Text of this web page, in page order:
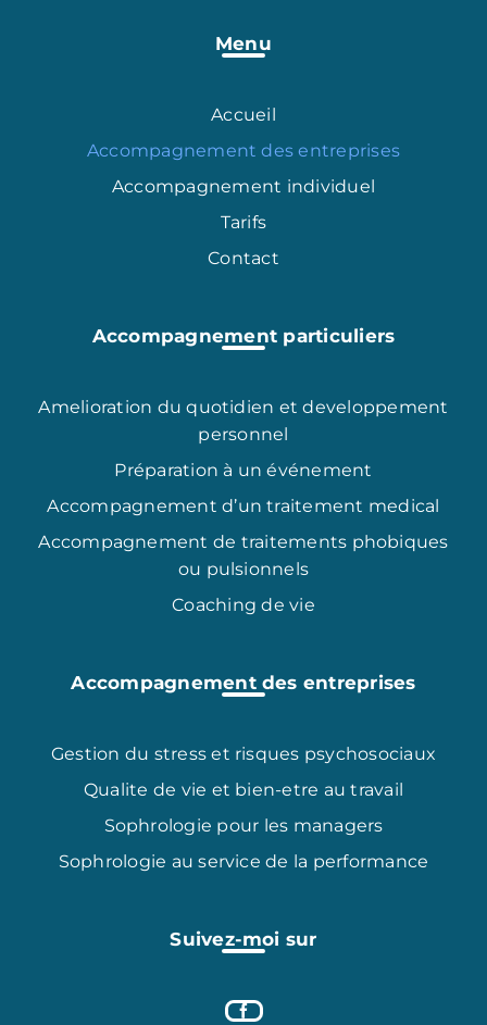
Menu
Accueil
Accompagnement des entreprises
Accompagnement individuel
Tarifs
Contact
Accompagnement particuliers
Amelioration du quotidien et developpement
personnel
Préparation à un événement
Accompagnement d’un traitement medical
Accompagnement de traitements phobiques
ou pulsionnels
Coaching de vie
Accompagnement des entreprises
Gestion du stress et risques psychosociaux
Qualite de vie et bien-etre au travail
Sophrologie pour les managers
Sophrologie au service de la performance
Suivez-moi sur